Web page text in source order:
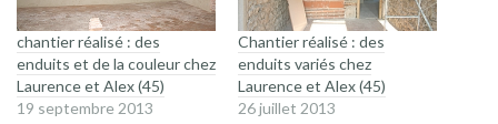
chantier réalisé : des
enduits et de la couleur chez
Laurence et Alex (45)
19 septembre 2013
Chantier réalisé : des
enduits variés chez
Laurence et Alex (45)
26 juillet 2013